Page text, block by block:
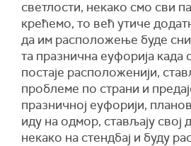
светлости, некако смо сви
крећемо, то већ утиче
да им расположење буде
та празнична еуфорија када
постаје расположенији,
проблеме по страни и
празничној еуфорији,
иду на одмор, стављају
некако на стендбај и буду